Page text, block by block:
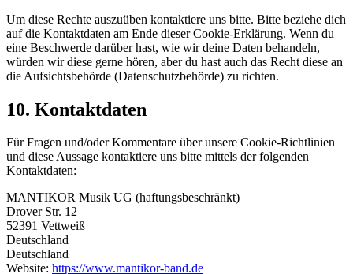
Um diese Rechte auszuüben kontaktiere uns bitte. Bitte beziehe dich
auf die Kontaktdaten am Ende dieser Cookie-Erklärung. Wenn du
eine Beschwerde darüber hast, wie wir deine Daten behandeln,
würden wir diese gerne hören, aber du hast auch das Recht diese an
die Aufsichtsbehörde (Datenschutzbehörde) zu richten.
10. Kontaktdaten
Für Fragen und/oder Kommentare über unsere Cookie-Richtlinien
und diese Aussage kontaktiere uns bitte mittels der folgenden
Kontaktdaten:
MANTIKOR Musik UG (haftungsbeschränkt)
Drover Str. 12
52391 Vettweiß
Deutschland
Deutschland
Website: https://www.mantikor-band.de